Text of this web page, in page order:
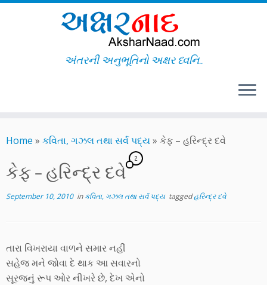
to
અંતરની અનુભૂતિનો અક્ષર ધ્વનિ..
Home » કવિતા, ગઝલ તથા સર્વ પદ્ય» કેફ – હરિન્દ્ર દવે
કેફ – હરિન્દ્ર દવે
2
September 10, 2010inકવિતા, ગઝલ તથા સર્વ પદ્ય taggedહરિન્દ્ર દવે
તારા વિખરાયા વાળને સમાર નહીં
સહેજ મને જોવા દે થાક આ સવારનો
સૂરજનું રૂપ ઓર નીખરે છે, દેખ એનો